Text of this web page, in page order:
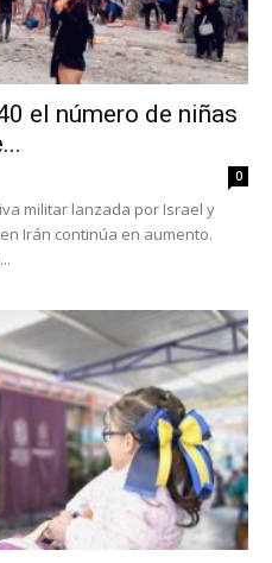
el número de niñas
0
militar lanzada por Israel y
Irán continúa en aumento.